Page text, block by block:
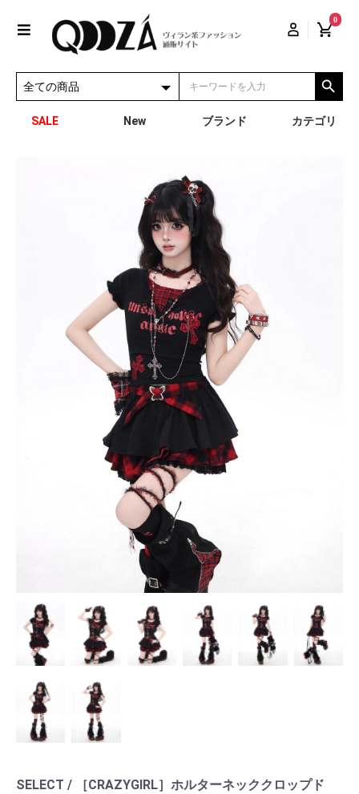
0
SALE New ブランド カテゴリ
SELECT / ［CRAZYGIRL］ホルターネッククロップド